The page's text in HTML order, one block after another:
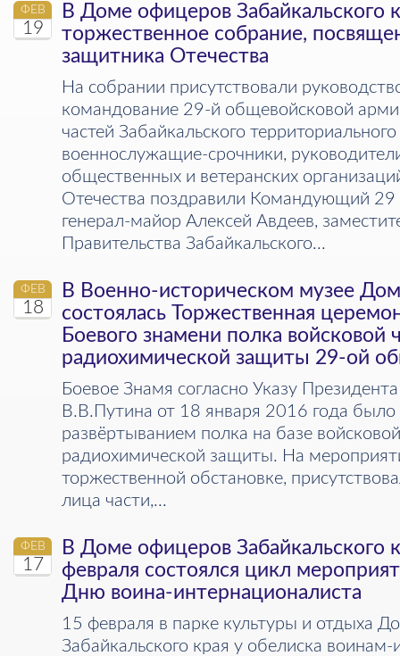
ФЕВ
19
В Доме офицеров Забайкальского
торжественное собрание,
защитника Отечества
На собрании присутствовали
командование 29-й общевойсковой
частей Забайкальского
военнослужащие-срочники,
общественных и ветеранских
Отечества поздравили Командующий
генерал-майор Алексей Авдеев,
Правительства Забайкальского...
ФЕВ
18
В Военно-историческом музее
состоялась Торжественная
Боевого знамени полка
радиохимической защиты 29-ой
Боевое Знамя согласно Указу
В.В.Путина от 18 января 2016 года было
развёртыванием полка на базе
радиохимической защиты. На
торжественной обстановке,
лица части,...
ФЕВ
17
В Доме офицеров Забайкальского
февраля состоялся цикл
Дню воина-интернационалиста
15 февраля в парке культуры и отдыха
Забайкальского края у обелиска